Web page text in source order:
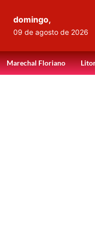
domingo,
09 de agosto de 2026
Marechal Floriano